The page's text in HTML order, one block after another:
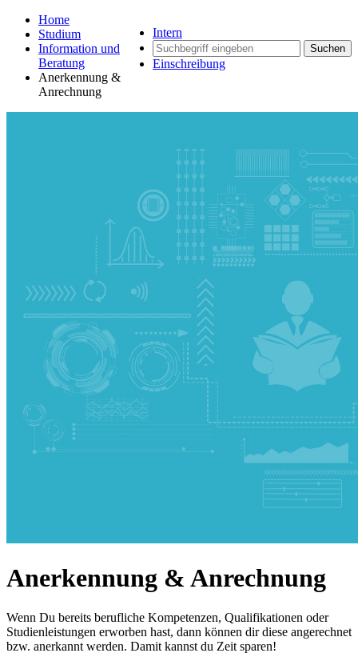
Intern
Suchen
Einschreibung
Home
Studium
Information und
Beratung
Anerkennung &
Anrechnung
Anerkennung & Anrechnung
Wenn Du bereits berufliche Kompetenzen, Qualifikationen oder
Studienleistungen erworben hast, dann können dir diese angerechnet
bzw. anerkannt werden. Damit kannst du Zeit sparen!